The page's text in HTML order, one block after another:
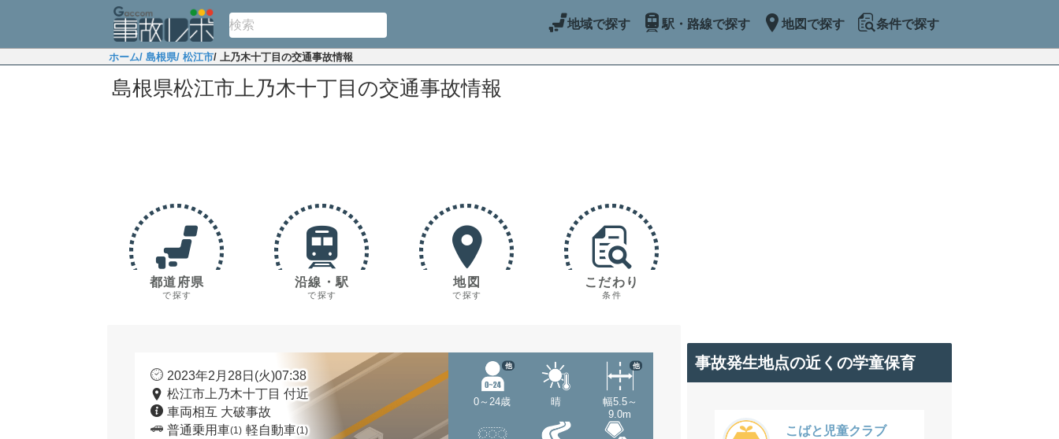
地域で探す 駅・路線で探す 地図で探す 条件で探す
ホーム/ 島根県/ 松江市/ 上乃木十丁目の交通事故情報
島根県松江市上乃木十丁目の交通事故情報
都道府県
で探す
沿線・駅
で探す
地図
で探す
こだわり
条件
2023年2月28日(火)07:38
松江市上乃木十丁目 付近
車両相互 大破事故
普通乗用車(1) 軽自動車(1)
0～24歳
他
晴
幅5.5～
9.0m
他 事故発生地点の近くの学童保育
こばと児童クラブ